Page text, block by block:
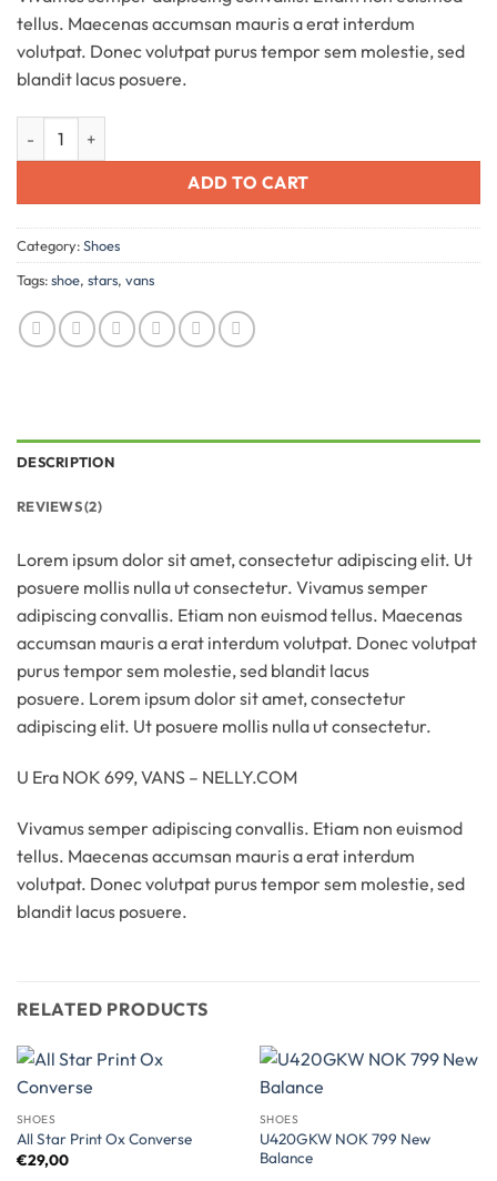
customer
ratings
tellus. Maecenas accumsan mauris a erat interdum
volutpat. Donec volutpat purus tempor sem molestie, sed
blandit lacus posuere.
U Era VANS quantity
ADD TO CART
Category:Shoes
Tags:shoe, stars, vans
DESCRIPTION
REVIEWS (2)
Lorem ipsum dolor sit amet, consectetur adipiscing elit. Ut
posuere mollis nulla ut consectetur. Vivamus semper
adipiscing convallis. Etiam non euismod tellus. Maecenas
accumsan mauris a erat interdum volutpat. Donec volutpat
purus tempor sem molestie, sed blandit lacus
posuere. Lorem ipsum dolor sit amet, consectetur
adipiscing elit. Ut posuere mollis nulla ut consectetur.
U Era NOK 699, VANS – NELLY.COM
Vivamus semper adipiscing convallis. Etiam non euismod
tellus. Maecenas accumsan mauris a erat interdum
volutpat. Donec volutpat purus tempor sem molestie, sed
blandit lacus posuere.
RELATED PRODUCTS
SHOES
All Star Print Ox Converse
€29,00
SHOES
U420GKW NOK 799 New
Balance